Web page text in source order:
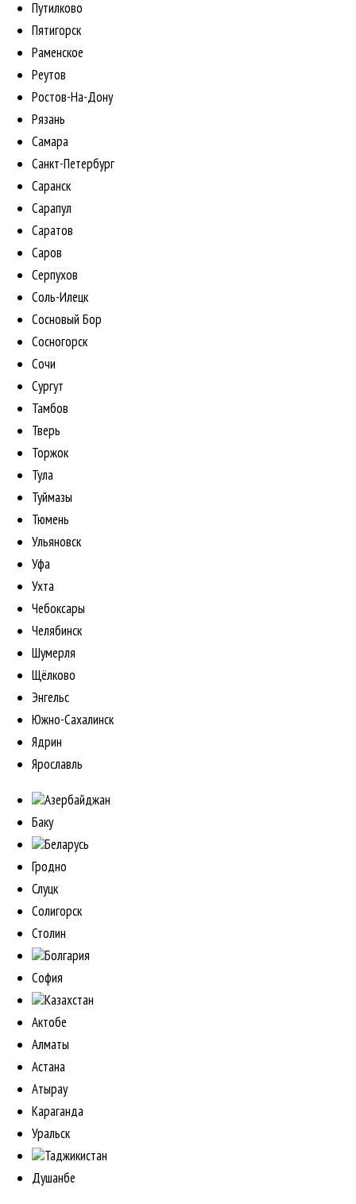
Путилково
Пятигорск
Раменское
Реутов
Ростов-На-Дону
Рязань
Самара
Санкт-Петербург
Саранск
Сарапул
Саратов
Саров
Серпухов
Соль-Илецк
Сосновый Бор
Сосногорск
Сочи
Сургут
Тамбов
Тверь
Торжок
Тула
Туймазы
Тюмень
Ульяновск
Уфа
Ухта
Чебоксары
Челябинск
Шумерля
Щёлково
Энгельс
Южно-Сахалинск
Ядрин
Ярославль
Азербайджан
Баку
Беларусь
Гродно
Слуцк
Солигорск
Столин
Болгария
София
Казахстан
Актобе
Алматы
Астана
Атырау
Караганда
Уральск
Таджикистан
Душанбе